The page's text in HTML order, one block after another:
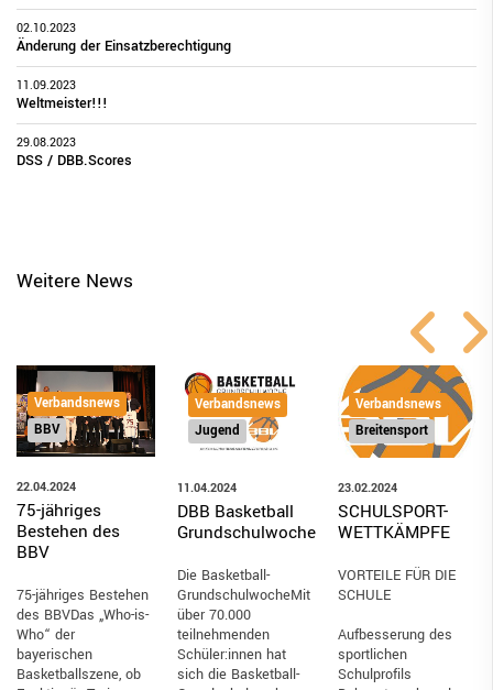
02.10.2023
Änderung der Einsatzberechtigung
11.09.2023
Weltmeister!!!
29.08.2023
DSS / DBB.Scores
Weitere News
Verbandsnews
BBV
22.04.2024
75-jähriges
Bestehen des
BBV
75-jähriges Bestehen
des BBVDas „Who-is-
Who“ der bayerischen
Basketballszene, ob
Funktionär, Trainer
Verbandsnews
Jugend
11.04.2024
DBB Basketball
Grundschulwoche
Die Basketball-
GrundschulwocheMit
über 70.000
teilnehmenden
Schüler:innen hat
sich die Basketball-
Verbandsnews
Breitensport
23.02.2024
SCHULSPORT-
WETTKÄMPFE
VORTEILE FÜR DIE
SCHULE
Aufbesserung des
sportlichen
Schulprofils